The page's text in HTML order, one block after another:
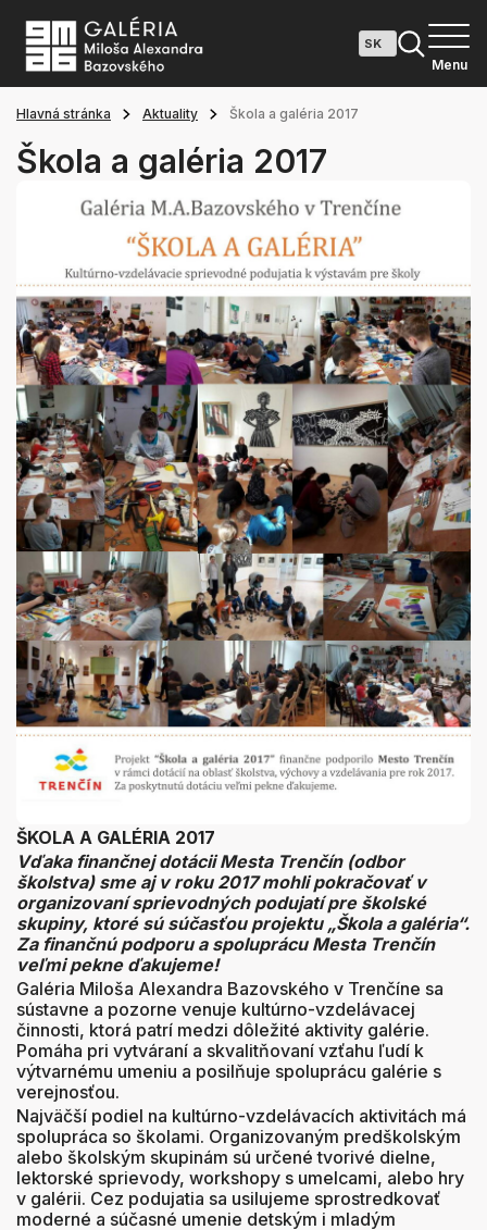
Menu
Hlavná stránka Aktuality Škola a galéria 2017
Škola a galéria 2017
ŠKOLA A GALÉRIA 2017
Vďaka finančnej dotácii Mesta Trenčín (odbor
školstva) sme aj v roku 2017 mohli pokračovať v
organizovaní sprievodných podujatí pre školské
skupiny, ktoré sú súčasťou projektu „Škola a galéria“.
Za finančnú podporu a spoluprácu Mesta Trenčín
veľmi pekne ďakujeme!
Galéria Miloša Alexandra Bazovského v Trenčíne sa
sústavne a pozorne venuje kultúrno-vzdelávacej
činnosti, ktorá patrí medzi dôležité aktivity galérie.
Pomáha pri vytváraní a skvalitňovaní vzťahu ľudí k
výtvarnému umeniu a posilňuje spoluprácu galérie s
verejnosťou.
Najväčší podiel na kultúrno-vzdelávacích aktivitách má
spolupráca so školami. Organizovaným predškolským
alebo školským skupinám sú určené tvorivé dielne,
lektorské sprievody, workshopy s umelcami, alebo hry
v galérii. Cez podujatia sa usilujeme sprostredkovať
moderné a súčasné umenie detským i mladým